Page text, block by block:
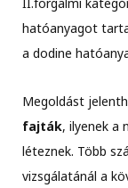
hatóanyagot
a dodine
Megoldást
fajták, ilyenek a
léteznek. Több
vizsgálatánál a